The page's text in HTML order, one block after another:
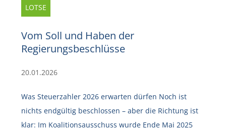
LOTSE
Vom Soll und Haben der
Regierungsbeschlüsse
20.01.2026
Was Steuerzahler 2026 erwarten dürfen Noch ist
nichts endgültig beschlossen – aber die Richtung ist
klar: Im Koalitionsausschuss wurde Ende Mai 2025